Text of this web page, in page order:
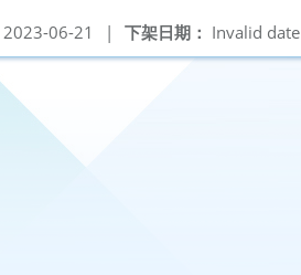
下架日期： Invalid date
2023-06-21 |